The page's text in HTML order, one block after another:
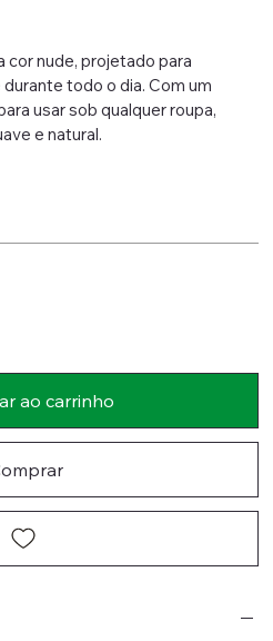
cor nude, projetado para
todo o dia. Com um
usar sob qualquer roupa,
e natural.
ao carrinho